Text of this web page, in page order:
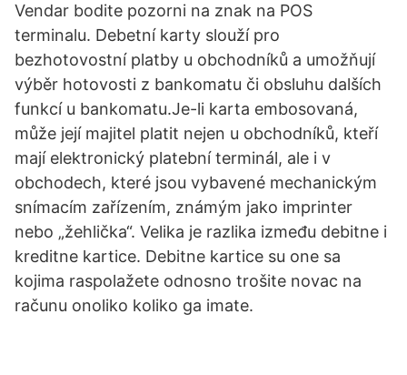
Vendar bodite pozorni na znak na POS
terminalu. Debetní karty slouží pro
bezhotovostní platby u obchodníků a umožňují
výběr hotovosti z bankomatu či obsluhu dalších
funkcí u bankomatu.Je-li karta embosovaná,
může její majitel platit nejen u obchodníků, kteří
mají elektronický platební terminál, ale i v
obchodech, které jsou vybavené mechanickým
snímacím zařízením, známým jako imprinter
nebo „žehlička“. Velika je razlika između debitne i
kreditne kartice. Debitne kartice su one sa
kojima raspolažete odnosno trošite novac na
računu onoliko koliko ga imate.